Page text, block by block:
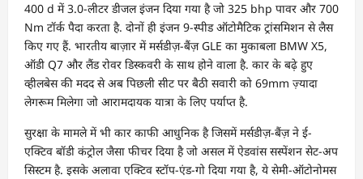
400 d में 3.0-लीटर डीजल इंजन दिया गया है जो 325 bhp पावर और 700
Nm टॉर्क पैदा करता है. दोनों ही इंजन 9-स्पीड ऑटोमैटिक ट्रांसमिशन से लैस
किए गए हैं. भारतीय बाज़ार में मर्सडीज़-बैंज़ GLE का मुकाबला BMW X5,
ऑडी Q7 और लैंड रोवर डिस्कवरी के साथ होने वाला है. कार के बढ़े हुए
व्हीलबेस की मदद से अब पिछली सीट पर बैठी सवारी को 69mm ज़्यादा
लेगरूम मिलेगा जो आरामदायक यात्रा के लिए पर्याप्त है.
सुरक्षा के मामले में भी कार काफी आधुनिक है जिसमें मर्सडीज़-बैंज़ ने ई-
एक्टिव बॉडी कंट्रोल जैसा फीचर दिया है जो असल में ऐडवांस सस्पेंशन सेट-अप
सिस्टम है. इसके अलावा एक्टिव स्टॉप-एंड-गो दिया गया है, ये सेमी-ऑटोनोमस